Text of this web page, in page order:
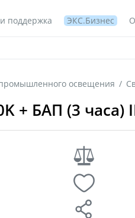
поддержка ЭКС.Бизнес
освещения /
БАП (3 часа)